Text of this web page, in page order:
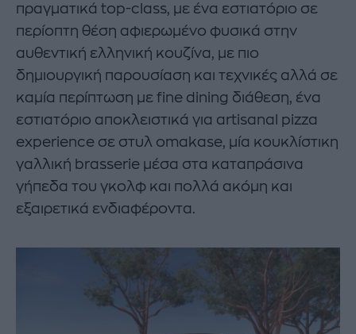
πραγματικά top-class, με ένα εστιατόριο σε
περίοπτη θέση αφιερωμένο φυσικά στην
αυθεντική ελληνική κουζίνα, με πιο
δημιουργική παρουσίαση και τεχνικές αλλά σε
καμία περίπτωση με fine dining διάθεση, ένα
εστιατόριο αποκλειστικά για artisanal pizza
experience σε στυλ omakase, μία κουκλίστικη
γαλλική brasserie μέσα στα καταπράσινα
γήπεδα του γκολφ και πολλά ακόμη και
εξαιρετικά ενδιαφέροντα.